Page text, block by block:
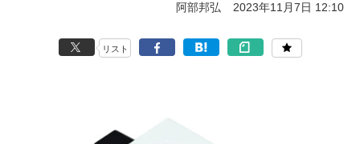
阿部邦弘 2023年11月7日 12:10
リスト